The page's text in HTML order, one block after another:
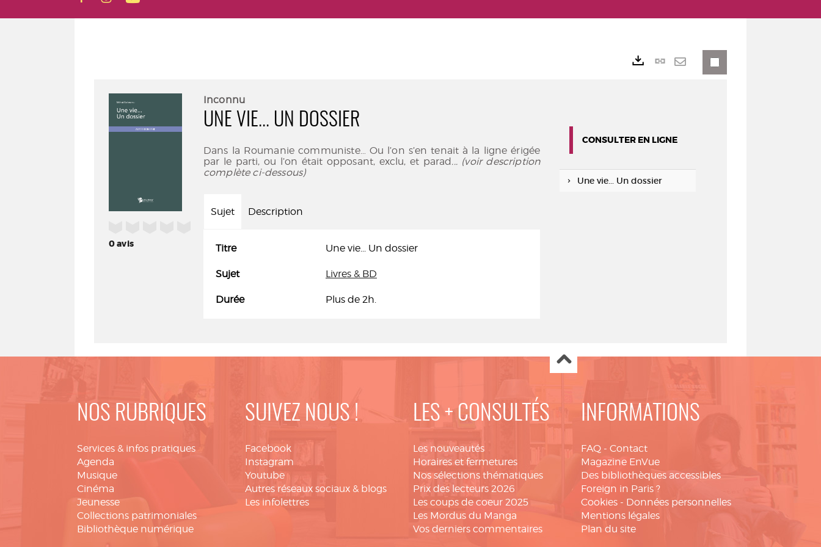
0avis
Inconnu
UNE VIE... UN DOSSIER
Dans la Roumanie communiste… Ou l’on s’en tenait à la ligne érigée
par le parti, ou l’on était opposant, exclu, et parad... (voir description
complète ci-dessous)
Sujet Description
Titre Une vie... Un dossier
Sujet Livres & BD
Durée Plus de 2h.
Lien
CONSULTER EN LIGNE
Une vie... Un dossier
NOS RUBRIQUES
Services & infos pratiques
Agenda
Musique
Cinéma
Jeunesse
Collections patrimoniales
Bibliothèque numérique
SUIVEZ NOUS !
Facebook
Instagram
Youtube
Autres réseaux sociaux & blogs
Les infolettres
LES + CONSULTÉS
Les nouveautés
Horaires et fermetures
Nos sélections thématiques
Prix des lecteurs 2026
Les coups de coeur 2025
Les Mordus du Manga
Vos derniers commentaires
INFORMATIONS
FAQ - Contact
Magazine EnVue
Des bibliothèques accessibles
Foreign in Paris ?
Cookies - Données personnelles
Mentions légales
Plan du site